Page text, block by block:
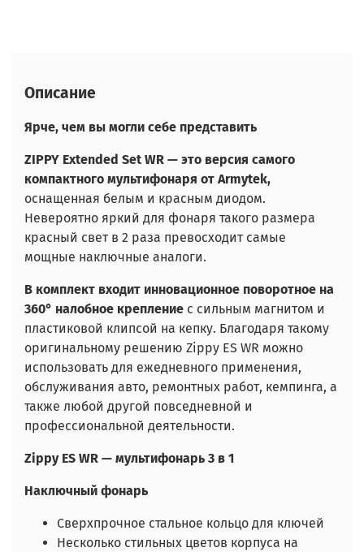
Описание
Ярче, чем вы могли себе представить
ZIPPY Extended Set WR — это версия самого
компактного мультифонаря от Armytek,
оснащенная белым и красным диодом.
Невероятно яркий для фонаря такого размера
красный свет в 2 раза превосходит самые
мощные наключные аналоги.
В комплект входит инновационное поворотное на
360° налобное крепление с сильным магнитом и
пластиковой клипсой на кепку. Благодаря такому
оригинальному решению Zippy ES WR можно
использовать для ежедневного применения,
обслуживания авто, ремонтных работ, кемпинга, а
также любой другой повседневной и
профессиональной деятельности.
Zippy ES WR — мультифонарь 3 в 1
Наключный фонарь
Сверхпрочное стальное кольцо для ключей
Несколько стильных цветов корпуса на